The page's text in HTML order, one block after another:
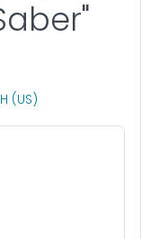
DETAILS.
(US)